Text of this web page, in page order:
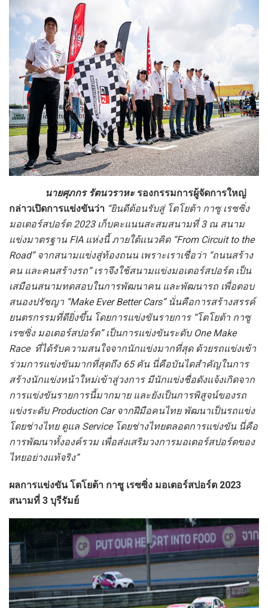
นายศุภกร รัตนวราหะ รองกรรมการผู้จัดการใหญ่
กล่าวเปิดการแข่งขันว่า “ยินดีต้อนรับสู่ โตโยต้า กาซู เรซซิ่ง
มอเตอร์สปอร์ต 2023 เก็บคะแนนสะสมสนามที่ 3 ณ สนาม
แข่งมาตรฐาน FIA แห่งนี้ ภายใต้แนวคิด “From Circuit to the
Road” จากสนามแข่งสู่ท้องถนน เพราะเราเชื่อว่า “ถนนสร้าง
คน และคนสร้างรถ” เราจึงใช้สนามแข่งมอเตอร์สปอร์ต เป็น
เสมือนสนามทดสอบในการพัฒนาคน และพัฒนารถ เพื่อตอบ
สนองปรัชญา “Make Ever Better Cars” นั่นคือการสร้างสรรค์
ยนตรกรรมที่ดียิ่งขึ้น โดยการแข่งขันรายการ “โตโยต้า กาซู
เรซซิ่ง มอเตอร์สปอร์ต” เป็นการแข่งขันระดับ One Make
Race ที่ได้รับความสนใจจากนักแข่งมากที่สุด ด้วยรถแข่งเข้า
ร่วมการแข่งขันมากที่สุดถึง 65 คัน นี่คือบันไดสำคัญในการ
สร้างนักแข่งหน้าใหม่เข้าสู่วงการ มีนักแข่งชื่อดังแจ้งเกิดจาก
การแข่งขันรายการนี้มากมาย และยังเป็นการพิสูจน์ของรถ
แข่งระดับProduction Carจากฝีมือคนไทย พัฒนาเป็นรถแข่ง
โดยช่างไทย ดูแล Service โดยช่างไทยตลอดการแข่งขัน นี่คือ
การพัฒนาทั้งองค์รวม เพื่อส่งเสริมวงการมอเตอร์สปอร์ตของ
ไทยอย่างแท้จริง”
ผลการแข่งขัน โตโยต้า กาซู เรซซิ่ง มอเตอร์สปอร์ต 2023
สนามที่ 3 บุรีรัมย์